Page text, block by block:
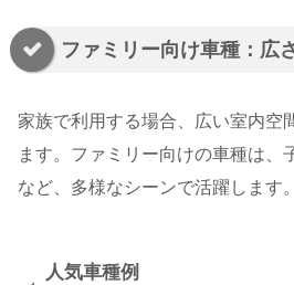
ファミリー向け車種：広
家族で利用する場合、広い室内空
ます。ファミリー向けの車種は、
など、多様なシーンで活躍します。
人気車種例